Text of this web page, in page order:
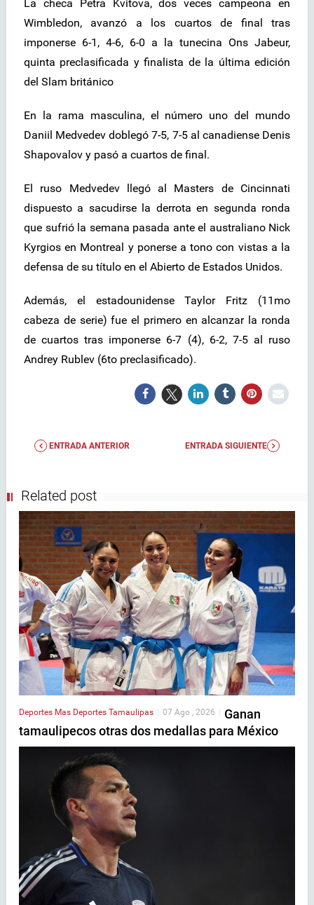
La checa Petra Kvitova, dos veces campeona en
Wimbledon, avanzó a los cuartos de final tras
imponerse 6-1, 4-6, 6-0 a la tunecina Ons Jabeur,
quinta preclasificada y finalista de la última edición
del Slam británico
En la rama masculina, el número uno del mundo
Daniil Medvedev doblegó 7-5, 7-5 al canadiense Denis
Shapovalov y pasó a cuartos de final.
El ruso Medvedev llegó al Masters de Cincinnati
dispuesto a sacudirse la derrota en segunda ronda
que sufrió la semana pasada ante el australiano Nick
Kyrgios en Montreal y ponerse a tono con vistas a la
defensa de su título en el Abierto de Estados Unidos.
Además, el estadounidense Taylor Fritz (11mo
cabeza de serie) fue el primero en alcanzar la ronda
de cuartos tras imponerse 6-7 (4), 6-2, 7-5 al ruso
Andrey Rublev (6to preclasificado).
ENTRADA ANTERIOR ENTRADA SIGUIENTE
Related post
Deportes Mas Deportes Tamaulipas | 07 Ago , 2026 | Ganan
tamaulipecos otras dos medallas para México